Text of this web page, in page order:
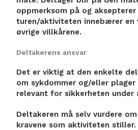
oppmerksom på og
turen/aktiviteten innebærer en
øvrige villkårene.
Deltakerens ansvar
Det er viktig at den enkelte
om sykdommer og/eller
relevant for sikkerheten under
Deltakeren må selv vurdere
kravene som aktiviteten stiller.